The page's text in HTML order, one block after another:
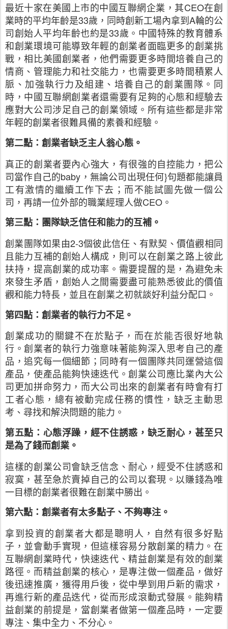
最近十家在美國上市的中國互聯網企業，其CEO在創
業時的平均年齡是33歲，同時創新工場內拿到A輪的公
司創始人平均年齡也約是33歲。中國特殊的教育體系
和創業環境可能導致年輕的創業者面臨更多的創業挑
戰，相比美國創業者，他們需要更多時間培養自己的
情商、管理能力和社交能力，也需要更多時間積累人
脈、加強執行力及組建、培養自己的創業團隊。同
時，中國互聯網創業者還需要有足夠的心態和經驗去
應對大公司涉足自己的創業領域。所有這些都是非常
年輕的創業者很難具備的素養和經驗。
第二點：創業者缺乏主人翁心態。
真正的創業者要內心強大，有很強的自控能力，把公
司當作自己的baby，無論公司出現任何}句題都能讓員
工有激情的繼續工作下去；而不能試圖先做一個公
司，再請一位外部的職業經理人做CEO。
第三點：團隊缺乏信任和能力的互補。
創業團隊如果由2-3個彼此信任、有默契、價值觀相同
且能力互補的創始人構成，則可以在創業之路上彼此
扶持，提高創業的成功率。需要提醒的是，為避免未
來發生矛盾，創始人之間需要盡可能熟悉彼此的價值
觀和能力特長，並且在創業之初就談好利益分配口。
第四點：創業者的執行力不足。
創業成功的關鍵不在於點子，而在於能否很好地執
行。創業者的執行力強意味著能夠深入思考自己的產
品，追究每一個細節；同時有一個團隊共同運營這個
產品，使產品能夠快速迭代。創業公司應比業內大公
司更加拼命努力，而大公司出來的創業者有時會有打
工者心態，總有被動完成任務的慣性，缺乏主動思
考、尋找和解決問題的能力。
第五點：心態浮躁，經不住誘惑，缺乏耐心，甚至只
是為了錢而創業。
這樣的創業公司會缺乏信念、耐心，經受不住誘惑和
寂寞，甚至急於賣掉自己的公司以套現。以賺錢為唯
一目標的創業者很難在創業中勝出。
第六點：創業者有太多點子、不夠專注。
拿到投資的創業者大都是聰明人，自然有很多好點
子，並會動手實現，但這樣容易分散創業的精力。在
互聯網創業時代，快速迭代、精益創業是有效的創業
路徑。而精益創業的核心，是專注做一個產品，做好
後迅速推廣，獲得用戶後，從中學到用戶新的需求，
再進行新的產品迭代，從而形成滾動式發展。能夠精
益創業的前提是，當創業者做第一個產品時，一定要
專注、集中全力、不分心。